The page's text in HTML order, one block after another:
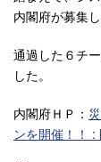
内閣府が募集
通過した６チ
した。
内閣府ＨＰ：
ンを開催！！